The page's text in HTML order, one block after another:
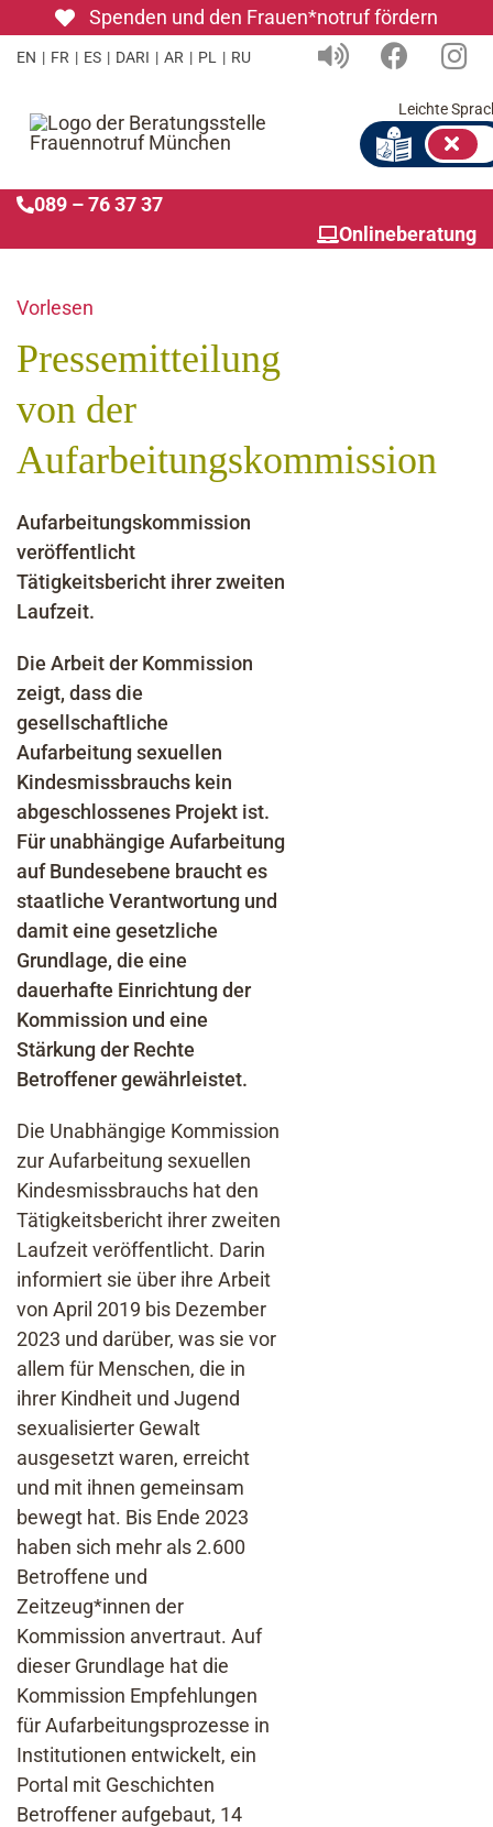
Spenden und den Frauen*notruf fördern
EN | FR | ES | DARI | AR | PL | RU
Leichte
089 – 76 37 37
Onlineberatung
Vorlesen
Pressemitteilung
von der
Aufarbeitungskommission
Aufarbeitungskommission
veröffentlicht
Tätigkeitsbericht ihrer zweiten
Laufzeit.
Die Arbeit der Kommission
zeigt, dass die
gesellschaftliche
Aufarbeitung sexuellen
Kindesmissbrauchs kein
abgeschlossenes Projekt ist.
Für unabhängige Aufarbeitung
auf Bundesebene braucht es
staatliche Verantwortung und
damit eine gesetzliche
Grundlage, die eine
dauerhafte Einrichtung der
Kommission und eine
Stärkung der Rechte
Betroffener gewährleistet.
Die Unabhängige Kommission
zur Aufarbeitung sexuellen
Kindesmissbrauchs hat den
Tätigkeitsbericht ihrer zweiten
Laufzeit veröffentlicht. Darin
informiert sie über ihre Arbeit
von April 2019 bis Dezember
2023 und darüber, was sie vor
allem für Menschen, die in
ihrer Kindheit und Jugend
sexualisierter Gewalt
ausgesetzt waren, erreicht
und mit ihnen gemeinsam
bewegt hat. Bis Ende 2023
haben sich mehr als 2.600
Betroffene und
Zeitzeug*innen der
Kommission anvertraut. Auf
dieser Grundlage hat die
Kommission Empfehlungen
für Aufarbeitungsprozesse in
Institutionen entwickelt, ein
Portal mit Geschichten
Betroffener aufgebaut, 14